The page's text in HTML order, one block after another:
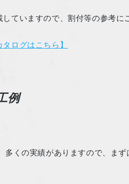
ていますので、割付等の参考に
ログはこちら】
例
多くの実績がありますので、ま